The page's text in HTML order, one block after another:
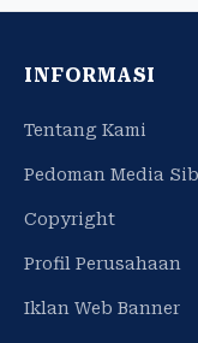
INFORMASI
Tentang Kami
Pedoman Media
Copyright
Profil Perusahaan
Iklan Web Banner